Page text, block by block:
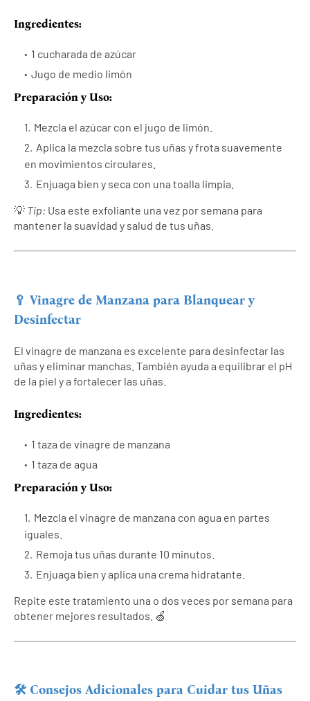
Ingredientes:
1 cucharada de azúcar
Jugo de medio limón
Preparación y Uso:
Mezcla el azúcar con el jugo de limón.
Aplica la mezcla sobre tus uñas y frota suavemente
en movimientos circulares.
Enjuaga bien y seca con una toalla limpia.
💡 Tip: Usa este exfoliante una vez por semana para
mantener la suavidad y salud de tus uñas.
🥄 Vinagre de Manzana para Blanquear y
Desinfectar
El vinagre de manzana es excelente para desinfectar las
uñas y eliminar manchas. También ayuda a equilibrar el pH
de la piel y a fortalecer las uñas.
Ingredientes:
1 taza de vinagre de manzana
1 taza de agua
Preparación y Uso:
Mezcla el vinagre de manzana con agua en partes
iguales.
Remoja tus uñas durante 10 minutos.
Enjuaga bien y aplica una crema hidratante.
Repite este tratamiento una o dos veces por semana para
obtener mejores resultados. 🍏
🛠️ Consejos Adicionales para Cuidar tus Uñas